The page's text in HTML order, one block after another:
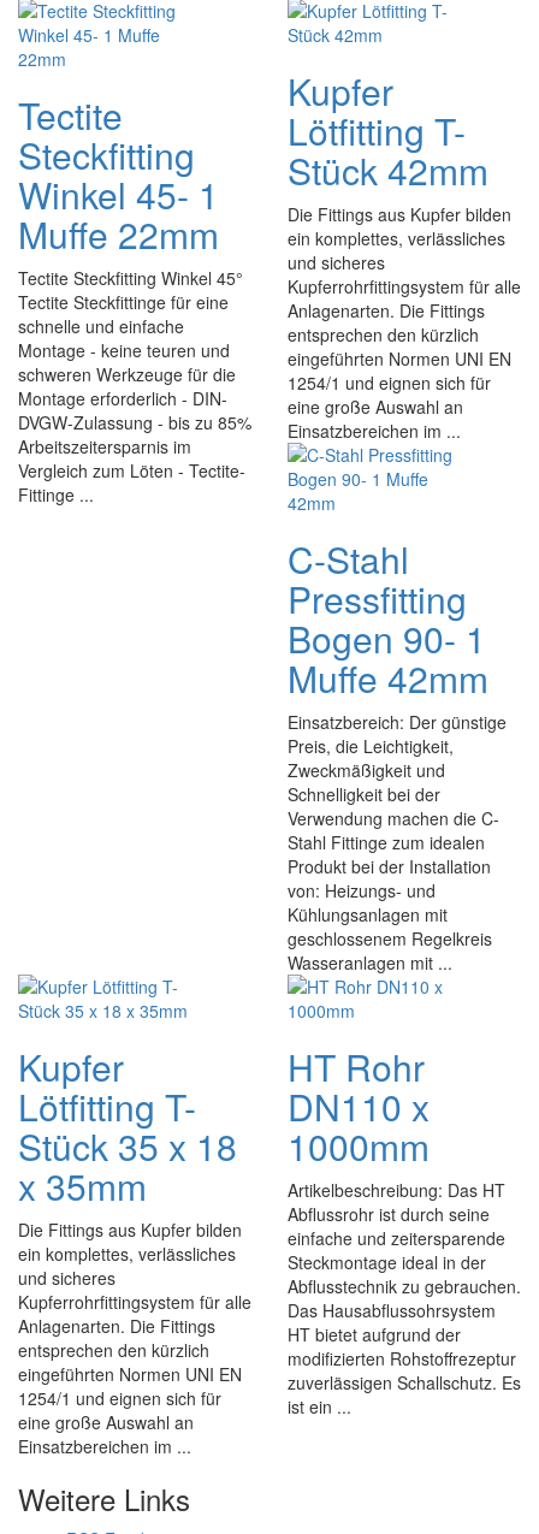
Tectite
Steckfitting
Winkel 45- 1
Muffe 22mm
Tectite Steckfitting Winkel 45°
Tectite Steckfittinge für eine
schnelle und einfache
Montage - keine teuren und
schweren Werkzeuge für die
Montage erforderlich - DIN-
DVGW-Zulassung - bis zu 85%
Arbeitszeitersparnis im
Vergleich zum Löten - Tectite-
Fittinge ...
Kupfer
Lötfitting T-
Stück 42mm
Die Fittings aus Kupfer bilden
ein komplettes, verlässliches
und sicheres
Kupferrohrfittingsystem für alle
Anlagenarten. Die Fittings
entsprechen den kürzlich
eingeführten Normen UNI EN
1254/1 und eignen sich für
eine große Auswahl an
Einsatzbereichen im ...
C-Stahl
Pressfitting
Bogen 90- 1
Muffe 42mm
Einsatzbereich: Der günstige
Preis, die Leichtigkeit,
Zweckmäßigkeit und
Schnelligkeit bei der
Verwendung machen die C-
Stahl Fittinge zum idealen
Produkt bei der Installation
von: Heizungs- und
Kühlungsanlagen mit
geschlossenem Regelkreis
Wasseranlagen mit ...
Kupfer
Lötfitting T-
Stück 35 x 18
x 35mm
Die Fittings aus Kupfer bilden
ein komplettes, verlässliches
und sicheres
Kupferrohrfittingsystem für alle
Anlagenarten. Die Fittings
entsprechen den kürzlich
eingeführten Normen UNI EN
1254/1 und eignen sich für
eine große Auswahl an
Einsatzbereichen im ...
HT Rohr
DN110 x
1000mm
Artikelbeschreibung: Das HT
Abflussrohr ist durch seine
einfache und zeitersparende
Steckmontage ideal in der
Abflusstechnik zu gebrauchen.
Das Hausabflussohrsystem
HT bietet aufgrund der
modifizierten Rohstoffrezeptur
zuverlässigen Schallschutz. Es
ist ein ...
Weitere Links